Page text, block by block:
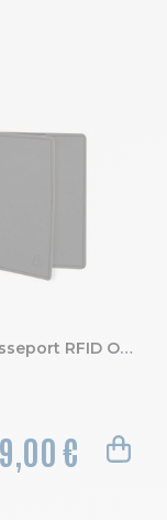
Etui passeport RFID Odyssée.
9,00 €